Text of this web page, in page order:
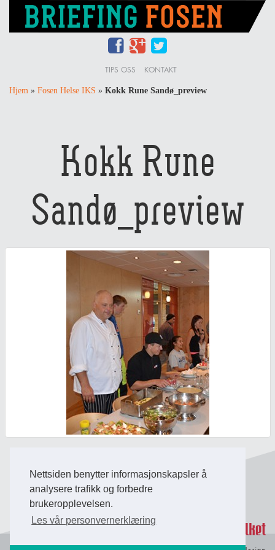
Nettsiden benytter informasjonskapsler å
analysere trafikk og forbedre
brukeropplevelsen.
Les vår personvernerklæring
TIPS OSS KONTAKT
Hjem » Fosen Helse IKS » Kokk Rune Sandø_preview
Kokk Rune
Sandø_preview
Back to Top